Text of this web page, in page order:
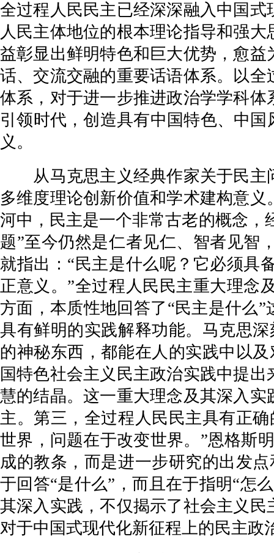
全过程人民民主已经深深融入中国
人民主体地位的根本理论指导和强
益彰显出鲜明特色和巨大优势，愈
话、交流交融的重要话语体系。以
体系，对于进一步推进政治学学科
引领时代，创造具有中国特色、中
义。
从马克思主义经典作家关于民主
多维度理论创新价值和学术建构意
河中，民主是一个非常古老的概念，
题”至今仍然是仁者见仁、智者见智
就指出：“民主是什么呢？它必须具
正意义。”全过程人民民主重大理念
方面，本质性地回答了“民主是什么
具有鲜明的实践解释功能。马克思
的神秘东西，都能在人的实践中以
国特色社会主义民主政治实践中提
慧的结晶。这一重大理念及其深入
主。第三，全过程人民民主具有正
世界，问题在于改变世界。”恩格斯
成的教条，而是进一步研究的出发
于回答“是什么”，而且在于指明“怎
其深入实践，不仅揭示了社会主义
对于中国式现代化新征程上的民主政